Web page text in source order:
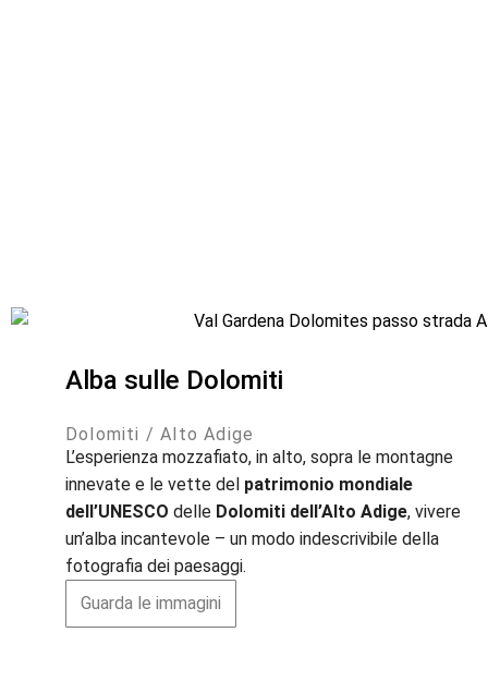
Alba sulle Dolomiti
Dolomiti / Alto Adige
L’esperienza mozzafiato, in alto, sopra le montagne
innevate e le vette del patrimonio mondiale
dell’UNESCO delle Dolomiti dell’Alto Adige, vivere
un’alba incantevole – un modo indescrivibile della
fotografia dei paesaggi.
Guarda le immagini